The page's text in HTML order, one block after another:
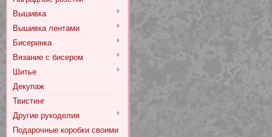
Вышивка
Вышивка лентами
Бисеринка
Вязание с бисером
Шитье
Декупаж
Твистинг
Другие рукоделия
Подарочные коробки своими